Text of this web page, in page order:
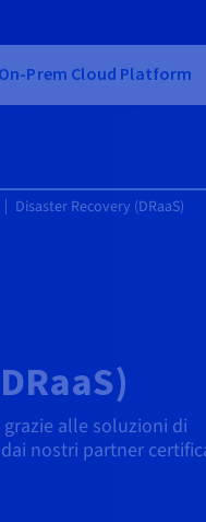
Prem Cloud Platform
Disaster Recovery (DRaaS)
alle soluzioni di
nostri partner